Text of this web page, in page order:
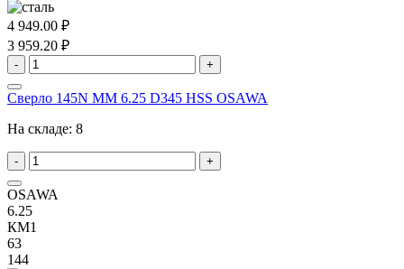
4 949.00 ₽
3 959.20 ₽
- +
Сверло 145N MM 6.25 D345 HSS OSAWA
На складе: 8
- +
OSAWA
6.25
КМ1
63
144